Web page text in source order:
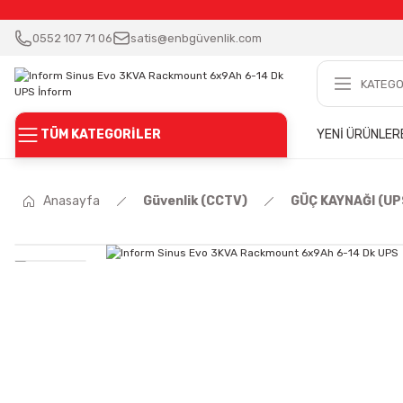
0552 107 71 06 satis@enbgüvenlik.com
TÜM KATEGORİLER YENİ ÜRÜNLER
Anasayfa Güvenlik (CCTV) GÜÇ KAYNAĞI